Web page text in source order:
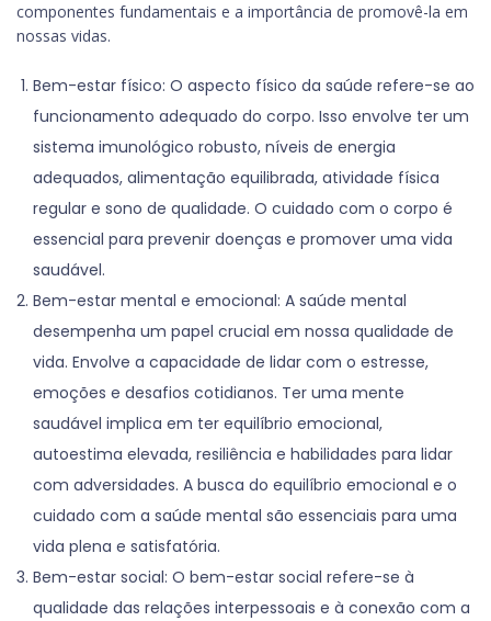
componentes fundamentais e a importância de promovê-la em
nossas vidas.
Bem-estar físico: O aspecto físico da saúde refere-se ao
funcionamento adequado do corpo. Isso envolve ter um
sistema imunológico robusto, níveis de energia
adequados, alimentação equilibrada, atividade física
regular e sono de qualidade. O cuidado com o corpo é
essencial para prevenir doenças e promover uma vida
saudável.
Bem-estar mental e emocional: A saúde mental
desempenha um papel crucial em nossa qualidade de
vida. Envolve a capacidade de lidar com o estresse,
emoções e desafios cotidianos. Ter uma mente
saudável implica em ter equilíbrio emocional,
autoestima elevada, resiliência e habilidades para lidar
com adversidades. A busca do equilíbrio emocional e o
cuidado com a saúde mental são essenciais para uma
vida plena e satisfatória.
Bem-estar social: O bem-estar social refere-se à
qualidade das relações interpessoais e à conexão com a